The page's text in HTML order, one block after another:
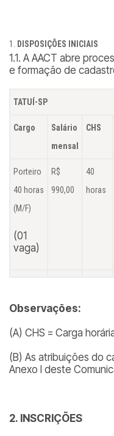
DISPOSIÇÕES INICIAIS
1.1. A AACT abre
e formação de
TATUÍ-SP
Cargo
Salário
mensal
CHS
Porteiro
40 horas
(M/F)
(01
vaga)
R$
990,00
40
horas
Observações:
(A) CHS = Carga
(B) As atribuições do
Anexo I deste
2. INSCRIÇÕES